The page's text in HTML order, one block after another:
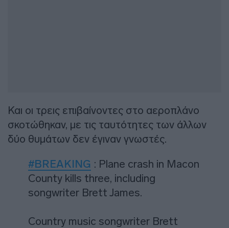
Και οι τρεις επιβαίνοντες στο αεροπλάνο
σκοτώθηκαν, με τις ταυτότητες των άλλων
δύο θυμάτων δεν έγιναν γνωστές.
#BREAKING : Plane crash in Macon
County kills three, including
songwriter Brett James.
Country music songwriter Brett